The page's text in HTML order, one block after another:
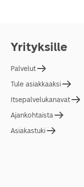
Yrityksille
Palvelut
Tule asiakkaaksi
Itsepalvelukanavat
Ajankohtaista
Asiakastuki